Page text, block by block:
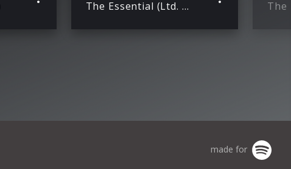
The Essential (Ltd. White 2LP) The